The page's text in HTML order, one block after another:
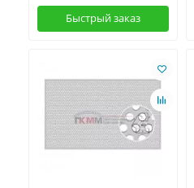
Быстрый заказ